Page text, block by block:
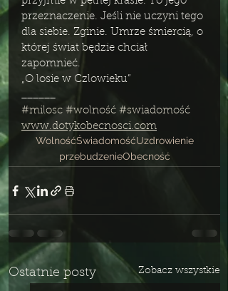
przeznaczenie. Jeśli nie uczyni tego
dla siebie. Zginie. Umrze śmiercią, o
której świat będzie chciał
zapomnieć.
„O losie w Czlowieku”
______
#milosc #wolność #swiadomość
www.dotykobecnosci.com
WolnośćŚwiadomośćUzdrowienie
przebudzenieObecność
Ostatnie posty Zobacz wszystkie